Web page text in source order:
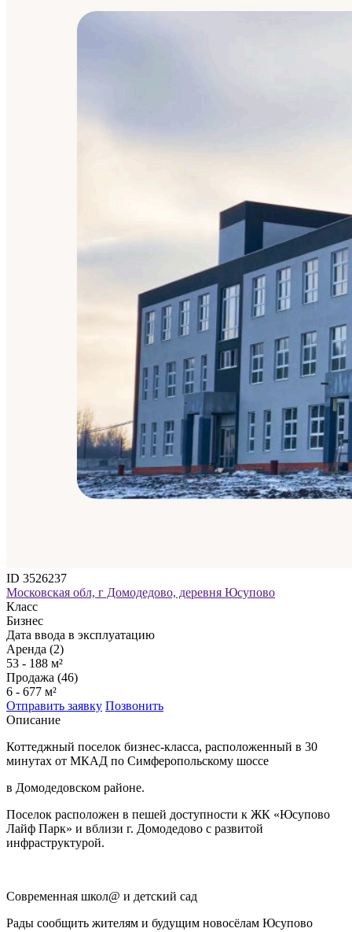
ID 3526237
Московская обл, г Домодедово, деревня Юсупово
Класс
Бизнес
Дата ввода в эксплуатацию
Аренда (2)
53 - 188 м²
Продажа (46)
6 - 677 м²
Отправить заявку Позвонить
Описание
Коттеджный поселок бизнес-класса, расположенный в 30
минутах от МКАД по Симферопольскому шоссе
в Домодедовском районе.
Поселок расположен в пешей доступности к ЖК «Юсупово
Лайф Парк» и вблизи г. Домодедово с развитой
инфраструктурой.
Современная школ@ и детский сад
Рады сообщить жителям и будущим новосёлам Юсупово